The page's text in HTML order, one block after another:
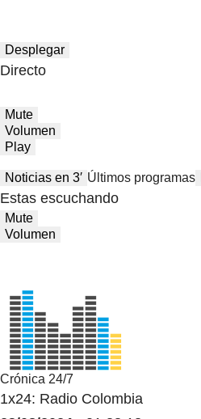
Desplegar
Directo
Mute
Volumen
Play
Noticias en 3′ Últimos programas
Estas escuchando
Mute
Volumen
Crónica 24/7
1x24: Radio Colombia